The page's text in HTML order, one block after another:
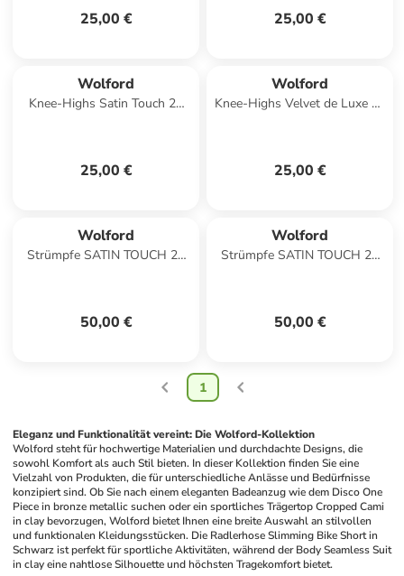
25,00 € 25,00 €
Wolford
Knee-Highs Satin Touch 20
25,00 €
Wolford
Knee-Highs Velvet de Luxe 50
25,00 €
Wolford
Strümpfe SATIN TOUCH 20
50,00 €
Wolford
Strümpfe SATIN TOUCH 20
50,00 €
1
Eleganz und Funktionalität vereint: Die Wolford-Kollektion
Wolford steht für hochwertige Materialien und durchdachte Designs, die
sowohl Komfort als auch Stil bieten. In dieser Kollektion finden Sie eine
Vielzahl von Produkten, die für unterschiedliche Anlässe und Bedürfnisse
konzipiert sind. Ob Sie nach einem eleganten Badeanzug wie dem Disco One
Piece in bronze metallic suchen oder ein sportliches Trägertop Cropped Cami
in clay bevorzugen, Wolford bietet Ihnen eine breite Auswahl an stilvollen
und funktionalen Kleidungsstücken. Die Radlerhose Slimming Bike Short in
Schwarz ist perfekt für sportliche Aktivitäten, während der Body Seamless Suit
in clay eine nahtlose Silhouette und höchsten Tragekomfort bietet.